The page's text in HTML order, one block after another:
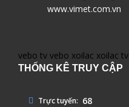
www.vimet.com.vn
vebo tv vebo xoilac xoilac tv
THỐNG KÊ TRUY CẬP
Trực tuyến: 68